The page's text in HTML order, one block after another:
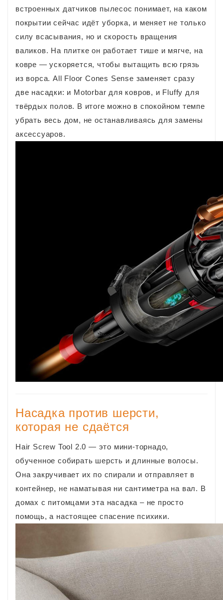
встроенных датчиков пылесос понимает, на каком
покрытии сейчас идёт уборка, и меняет не только
силу всасывания, но и скорость вращения
валиков. На плитке он работает тише и мягче, на
ковре — ускоряется, чтобы вытащить всю грязь
из ворса. All Floor Cones Sense заменяет сразу
две насадки: и Motorbar для ковров, и Fluffy для
твёрдых полов. В итоге можно в спокойном темпе
убрать весь дом, не останавливаясь для замены
аксессуаров.
Насадка против шерсти,
которая не сдаётся
Hair Screw Tool 2.0 — это мини-торнадо,
обученное собирать шерсть и длинные волосы.
Она закручивает их по спирали и отправляет в
контейнер, не наматывая ни сантиметра на вал. В
домах с питомцами эта насадка – не просто
помощь, а настоящее спасение психики.